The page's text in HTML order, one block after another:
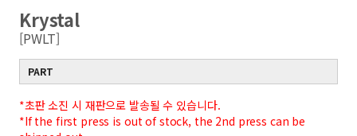
Krystal
[PWLT]
PART
*초판 소진 시 재판으로 발송될 수 있습니다.
*If the first press is out of stock, the 2nd press can be